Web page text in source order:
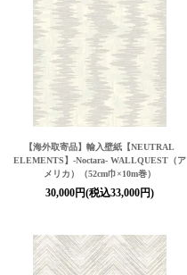
【海外取寄品】輸入壁紙 【NEUTRAL
ELEMENTS】 -Noctara- WALLQUEST（ア
メリカ）（52cm巾×10m巻）
30,000円(税込33,000円)